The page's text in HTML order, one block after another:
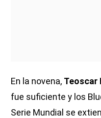
En la novena, Teoscar
fue suficiente y los
Serie Mundial se